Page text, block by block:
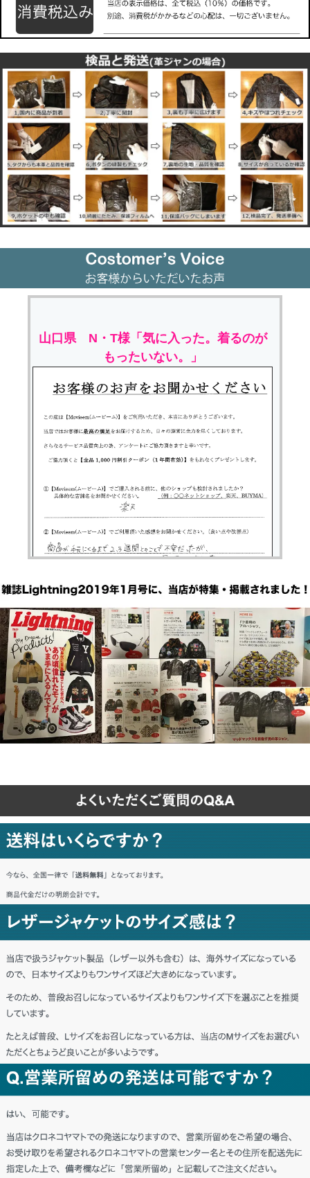
山口県 N・T様「気に入った。着るのが
もったいない。」
熊本県 H・I様「思ったよりしっかりして
北海道 R・T様「聞いていたとおり、満
足いくものを買えてうれしいです。」